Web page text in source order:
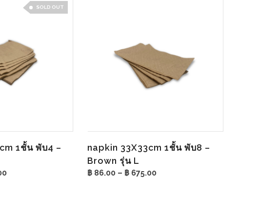
SOLD OUT
1ชั้น พับ4 –
Price
napkin 33X33cm 1ชั้น พับ8 –
Brown รุ่น L
฿ 86.00 – ฿ 675.00Price